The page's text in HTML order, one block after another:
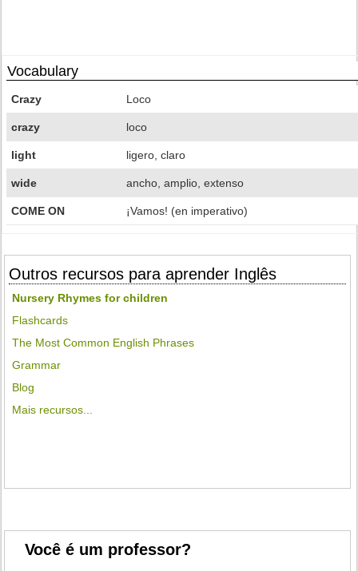
Vocabulary
Crazy Loco
crazy loco
light ligero, claro
wide ancho, amplio, extenso
COME ON ¡Vamos! (en imperativo)
Outros recursos para aprender Inglês
Nursery Rhymes for children
Flashcards
The Most Common English Phrases
Grammar
Blog
Mais recursos...
Você é um professor?